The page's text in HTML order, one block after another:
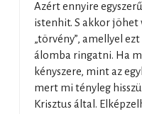
Azért ennyire
istenhit. S akkor jöhet
„törvény”, amellyel
álomba ringatni. Ha
kényszere, mint az
mert mi tényleg
Krisztus által.